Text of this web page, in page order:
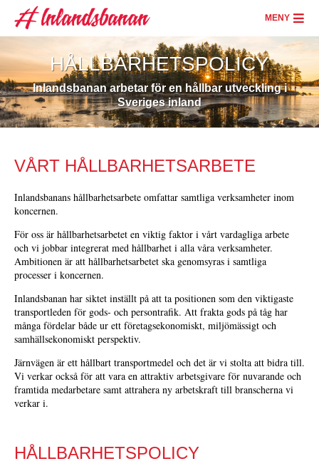
Hoppa
huvudinnehåll
MENY
HÅLLBARHETSPOLICY
Inlandsbanan arbetar för en hållbar utveckling i
Sveriges inland
VÅRT HÅLLBARHETSARBETE
Inlandsbanans hållbarhetsarbete omfattar samtliga verksamheter inom
koncernen.
För oss är hållbarhetsarbetet en viktig faktor i vårt vardagliga arbete
och vi jobbar integrerat med hållbarhet i alla våra verksamheter.
Ambitionen är att hållbarhetsarbetet ska genomsyras i samtliga
processer i koncernen.
Inlandsbanan har siktet inställt på att ta positionen som den viktigaste
transportleden för gods- och persontrafik. Att frakta gods på tåg har
många fördelar både ur ett företagsekonomiskt, miljömässigt och
samhällsekonomiskt perspektiv.
Järnvägen är ett hållbart transportmedel och det är vi stolta att bidra till.
Vi verkar också för att vara en attraktiv arbetsgivare för nuvarande och
framtida medarbetare samt attrahera ny arbetskraft till branscherna vi
verkar i.
HÅLLBARHETSPOLICY